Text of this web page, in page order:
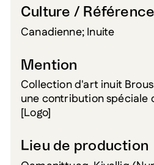
Culture /
Canadienne; Inuite
Mention
Collection d'art inuit
une contribution spéciale
[Logo]
Lieu de production